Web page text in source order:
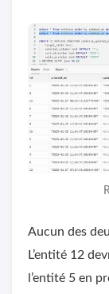
Aucun des
L’entité 12
l’entité 5 en